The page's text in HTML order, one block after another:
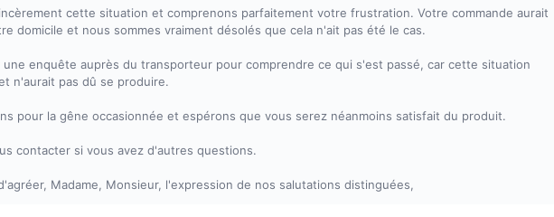
cette situation et comprenons parfaitement votre frustration. Votre commande aurait
domicile et nous sommes vraiment désolés que cela n'ait pas été le cas.
une enquête auprès du transporteur pour comprendre ce qui s'est passé, car cette situation
n'aurait pas dû se produire.
pour la gêne occasionnée et espérons que vous serez néanmoins satisfait du produit.
contacter si vous avez d'autres questions.
Madame, Monsieur, l'expression de nos salutations distinguées,